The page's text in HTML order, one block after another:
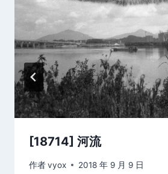
[18714] 河流
作者vyox 2018 年 9 月 9 日